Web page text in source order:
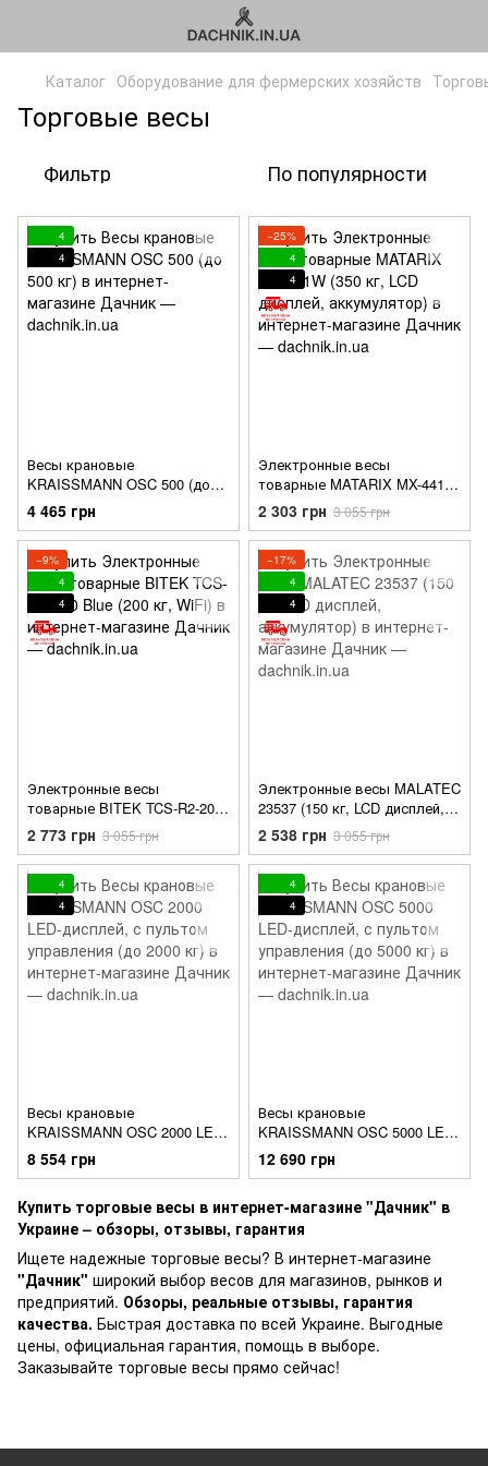
Каталог Оборудование для фермерских хозяйств
Торговые весы
Фильтр По популярности
4
4
Весы крановые
KRAISSMANN OSC 500 (до
500 кг)
4 465 грн
−25%
4
4
Электронные весы
товарные MATARIX MX-441W
(350 кг, LCD дисплей,
аккумулятор)
2 303 грн 3 055 грн
−9%
4
4
Электронные весы
товарные BITEK TCS-R2-200
Blue (200 кг, WiFi)
2 773 грн 3 055 грн
−17%
4
4
Электронные весы MALATEC
23537 (150 кг, LCD дисплей,
аккумулятор)
2 538 грн 3 055 грн
4
4
Весы крановые
KRAISSMANN OSC 2000 LED-
дисплей, с пультом
управления (до 2000 кг)
8 554 грн
4
4
Весы крановые
KRAISSMANN OSC 5000 LED-
дисплей, с пультом
управления (до 5000 кг)
12 690 грн
Купить торговые весы в интернет-магазине "Дачник" в
Украине – обзоры, отзывы, гарантия
Ищете надежные торговые весы? В интернет-магазине
"Дачник" широкий выбор весов для магазинов, рынков и
предприятий. Обзоры, реальные отзывы, гарантия
качества. Быстрая доставка по всей Украине. Выгодные
цены, официальная гарантия, помощь в выборе.
Заказывайте торговые весы прямо сейчас!